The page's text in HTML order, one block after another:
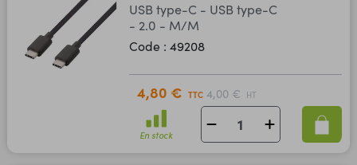
USB type-C - USB type-C
- 2.0 - M/M
Code : 49208
4,80 € TTC 4,00 € HT
En stock